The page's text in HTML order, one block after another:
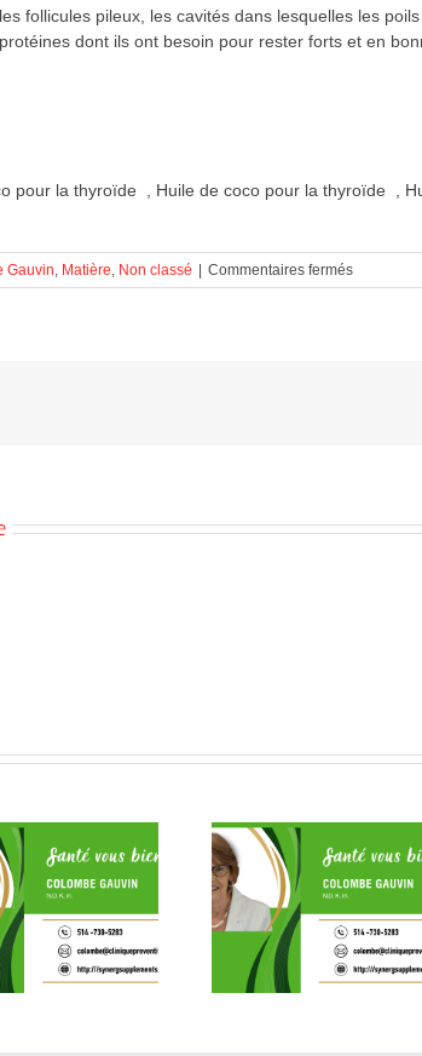
follicules pileux, les cavités dans lesquelles les
dont ils ont besoin pour rester forts et en
pour la thyroïde , Huile de coco pour la thyroïde ,
Gauvin, Matière, Non classé | Commentaires ferméssur
Huile
Une peau en santé en 10
étapes
Mieux boire et
pour soulager
douleurs